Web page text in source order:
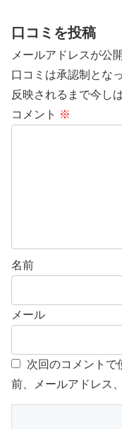
口コミを投稿
メールアドレスが公
口コミは承認制とな
反映されるまで今し
コメント ※
名前
メール
次回のコメントで
前、メールアドレス